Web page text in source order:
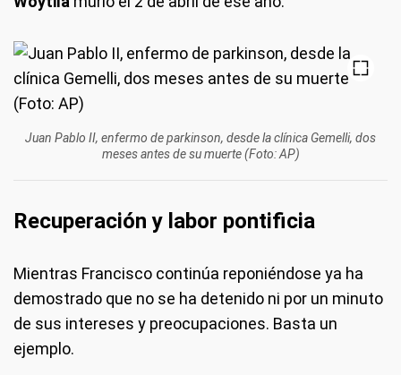
Juan Pablo II, enfermo de parkinson, desde la clínica Gemelli, dos
meses antes de su muerte (Foto: AP)
Recuperación y labor pontificia
Mientras Francisco continúa reponiéndose ya ha
demostrado que no se ha detenido ni por un minuto
de sus intereses y preocupaciones. Basta un
ejemplo.